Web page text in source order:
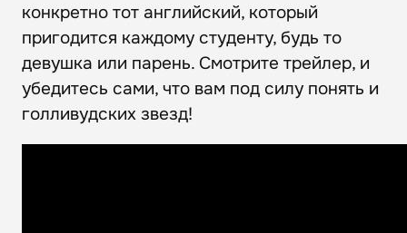
конкретно тот английский, который
пригодится каждому студенту, будь то
девушка или парень. Смотрите трейлер, и
убедитесь сами, что вам под силу понять и
голливудских звезд!